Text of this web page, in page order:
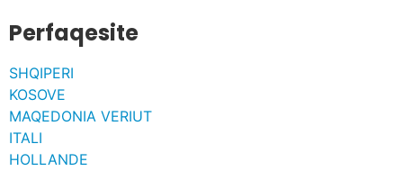
Perfaqesite
SHQIPERI
KOSOVE
MAQEDONIA VERIUT
ITALI
HOLLANDE